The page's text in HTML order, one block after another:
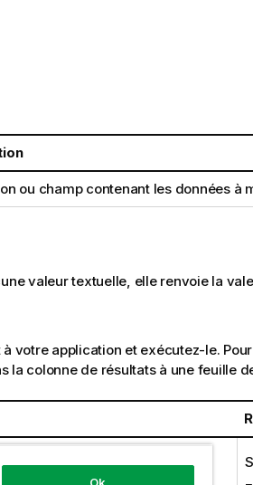
ou champ contenant les données à
valeur textuelle, elle renvoie la
votre application et exécutez-le.
la colonne de résultats à une feuille